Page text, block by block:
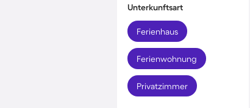
Unterkunftsart
Ferienhaus
Ferienwohnung
Privatzimmer